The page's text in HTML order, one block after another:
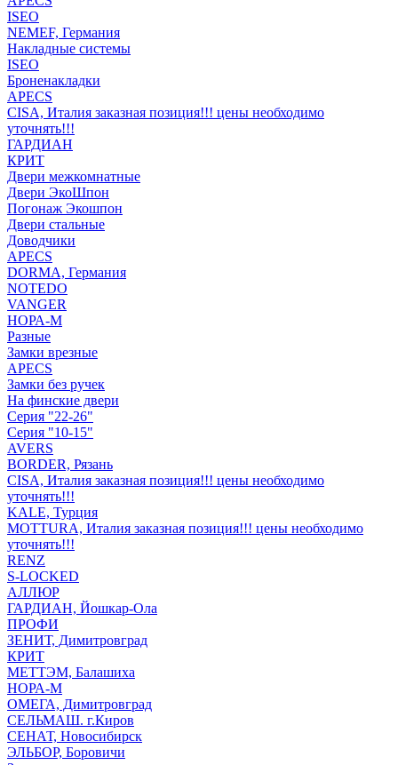
ISEO
NEMEF, Германия
Накладные системы
ISEO
Броненакладки
APECS
CISA, Италия заказная позиция!!! цены необходимо
уточнять!!!
ГАРДИАН
КРИТ
Двери межкомнатные
Двери ЭкоШпон
Погонаж Экошпон
Двери стальные
Доводчики
APECS
DORMA, Германия
NOTEDO
VANGER
НОРА-М
Разные
Замки врезные
APECS
Замки без ручек
На финские двери
Серия "22-26"
Серия "10-15"
AVERS
BORDER, Рязань
CISA, Италия заказная позиция!!! цены необходимо
уточнять!!!
KALE, Турция
MOTTURA, Италия заказная позиция!!! цены необходимо
уточнять!!!
RENZ
S-LOCKED
АЛЛЮР
ГАРДИАН, Йошкар-Ола
ПРОФИ
ЗЕНИТ, Димитровград
КРИТ
МЕТТЭМ, Балашиха
НОРА-М
ОМЕГА, Димитровград
СЕЛЬМАШ. г.Киров
СЕНАТ, Новосибирск
ЭЛЬБОР, Боровичи